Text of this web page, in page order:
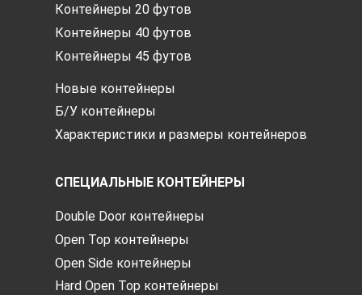
Контейнеры 20 футов
Контейнеры 40 футов
Контейнеры 45 футов
Новые контейнеры
Б/У контейнеры
Характеристики и размеры контейнеров
СПЕЦИАЛЬНЫЕ КОНТЕЙНЕРЫ
Double Door контейнеры
Open Top контейнеры
Open Side контейнеры
Hard Open Top контейнеры